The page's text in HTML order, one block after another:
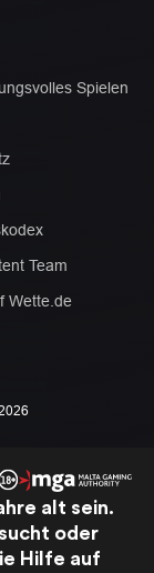
Spielen
Team
Wette.de
alt sein.
oder
Hilfe auf